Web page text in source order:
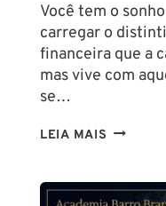
Você tem o
carregar o
financeira que a
mas vive com
se…
LEIA MAIS TENHO
SER